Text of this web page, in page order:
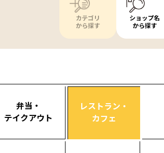
カテゴリ
から探す
ショップ名
から探す
弁当・
テイクアウト
レストラン・
カフェ